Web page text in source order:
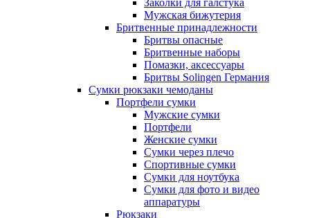
Заколки для галстука
Мужская бижутерия
Бритвенные принадлежности
Бритвы опасные
Бритвенные наборы
Помазки, аксессуары
Бритвы Solingen Германия
Сумки рюкзаки чемоданы
Портфели сумки
Мужские сумки
Портфели
Женские сумки
Сумки через плечо
Спортивные сумки
Сумки для ноутбука
Сумки для фото и видео
аппаратуры
Рюкзаки